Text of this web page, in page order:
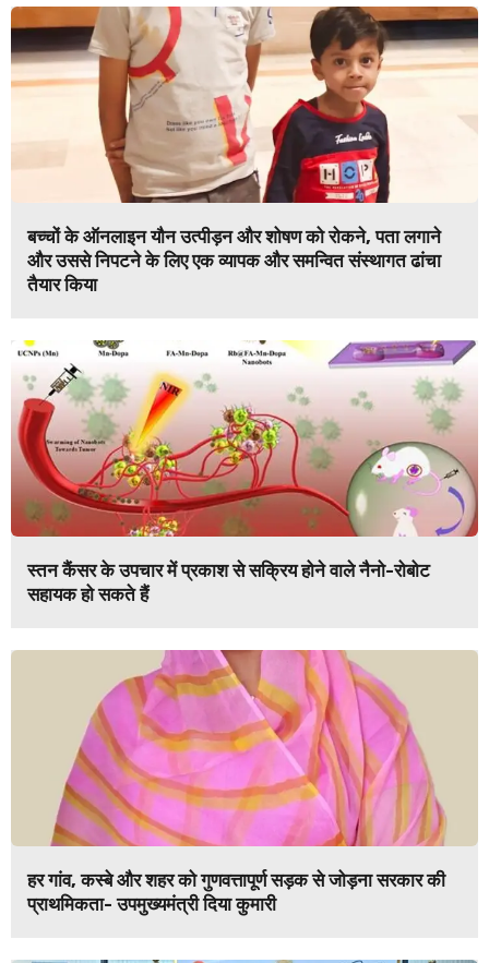
बच्चों के ऑनलाइन यौन उत्पीड़न और शोषण को रोकने, पता लगाने
और उससे निपटने के लिए एक व्यापक और समन्वित संस्थागत ढांचा
तैयार किया
स्तन कैंसर के उपचार में प्रकाश से सक्रिय होने वाले नैनो-रोबोट
सहायक हो सकते हैं
हर गांव, कस्बे और शहर को गुणवत्तापूर्ण सड़क से जोड़ना सरकार की
प्राथमिकता- उपमुख्यमंत्री दिया कुमारी